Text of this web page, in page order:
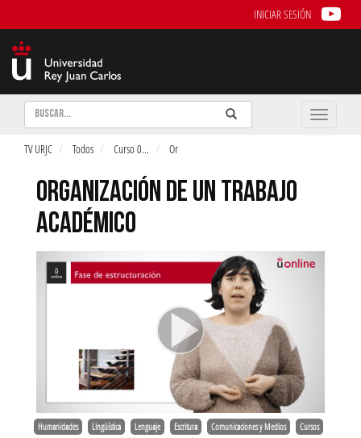
INICIAR SESIÓN
Buscar Enviar
Buscar
Toggle
TV URJC Todos Curso 0... Or
ORGANIZACIÓN DE UN TRABAJO
ACADÉMICO
Humanidades Lingüística Lenguaje Escritura Comunicaciones y Medios Cursos